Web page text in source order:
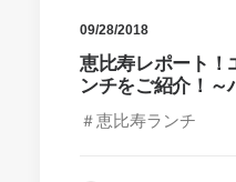
09/28/2018
恵比寿レポート！
ンチをご紹介！～
＃恵比寿ランチ